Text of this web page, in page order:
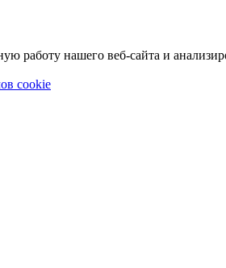
работу нашего веб-сайта и
cookie